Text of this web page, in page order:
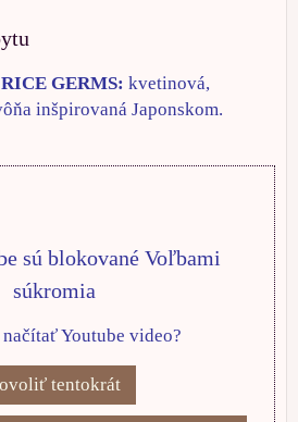
GERMS: kvetinová,
inšpirovaná Japonskom.
sú blokované Voľbami
súkromia
Youtube video?
tentokrát